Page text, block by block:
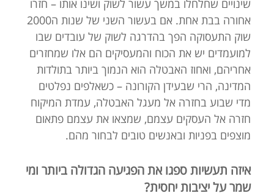
שינויים שחלחלו במשך עשור לשוק ושינו אותו – חזרו
אחורה בבת אחת. אם בעשור השני של שנות ה2000
שוק התעסוקה הפך בהדרגה לשוק של עובדים שבו
למועמדים יש את הכוח והמעסיקים הם אלו שמחזרים
אחריהם, ואחוז האבטלה הוא הנמוך ביותר בתולדות
המדינה, הרי שבעידן הקורונה – כשאלפים נפלטים
מדי שבוע בחזרה אל מעגל האבטלה, עמדת המיקוח
חזרה אל העסקים עצמם, שמצאו את עצמם פתאום
מוצפים בפניות ובאנשים טובים לבחור מהם.
איזה תעשיות ספגו את הפגיעה הגדולה ביותר ומי
שמר על יציבות יחסית?